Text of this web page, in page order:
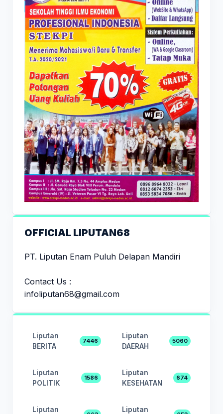
OFFICIAL LIPUTAN68
PT. Liputan Enam Puluh Delapan Mandiri
Contact Us :
infoliputan68@gmail.com
Liputan
BERITA
7446
Liputan
DAERAH
5060
Liputan
POLITIK
1586
Liputan
KESEHATAN
674
Liputan
Liputan